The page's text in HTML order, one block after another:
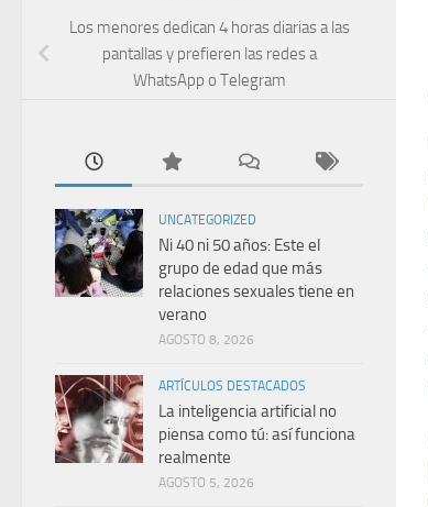
Los menores dedican 4 horas diarias a las
pantallas y prefieren las redes a
WhatsApp o Telegram
UNCATEGORIZED
Ni 40 ni 50 años: Este el
grupo de edad que más
relaciones sexuales tiene en
verano
AGOSTO 8, 2026
ARTÍCULOS DESTACADOS
La inteligencia artificial no
piensa como tú: así funciona
realmente
AGOSTO 5, 2026